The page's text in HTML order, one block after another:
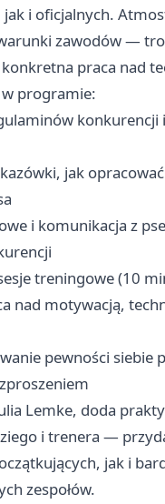
i oficjalnych.
zawodów —
praca nad
w programie:
konkurencji
jak
i komunikacja z
treningowe (10
nad motywacją,
pewności siebie
Lemke, doda
i trenera —
jak i
zespołów.